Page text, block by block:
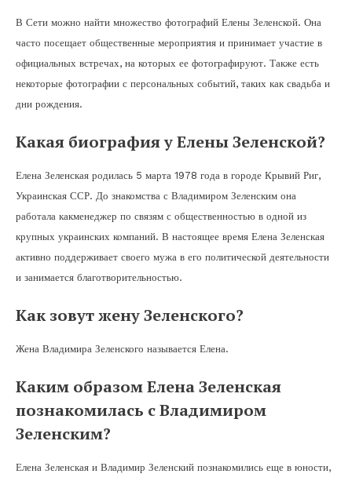
В Сети можно найти множество фотографий Елены Зеленской. Она
часто посещает общественные мероприятия и принимает участие в
официальных встречах, на которых ее фотографируют. Также есть
некоторые фотографии с персональных событий, таких как свадьба и
дни рождения.
Какая биография у Елены Зеленской?
Елена Зеленская родилась 5 марта 1978 года в городе Крывий Риг,
Украинская ССР. До знакомства с Владимиром Зеленским она
работала какменеджер по связям с общественностью в одной из
крупных украинских компаний. В настоящее время Елена Зеленская
активно поддерживает своего мужа в его политической деятельности
и занимается благотворительностью.
Как зовут жену Зеленского?
Жена Владимира Зеленского называется Елена.
Каким образом Елена Зеленская
познакомилась с Владимиром
Зеленским?
Елена Зеленская и Владимир Зеленский познакомились еще в юности,